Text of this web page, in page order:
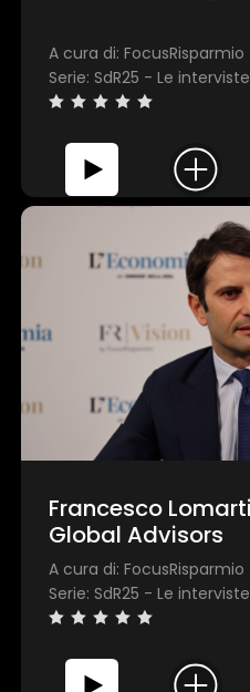
A cura di: FocusRisparmio
Serie: SdR25 - Le interviste
Francesco
Global Advisors
A cura di: FocusRisparmio
Serie: SdR25 - Le interviste